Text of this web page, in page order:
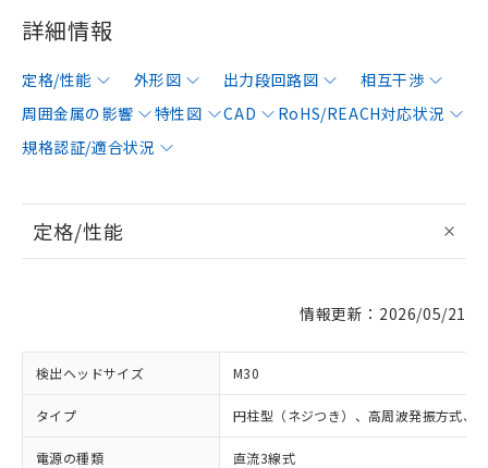
詳細情報
定格/性能 外形図 出力段回路図
相互干渉
周囲金属の影響
特性図 CAD
RoHS/REACH対応状況
規格認証/適合状況
定格/性能
情報更新：2026/05/21
検出ヘッドサイズ M30
タイプ 円柱型（ネジつき）、高周波発振方式、
電源の種類 直流3線式